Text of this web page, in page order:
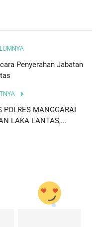
Penyerahan Jabatan
MANGGARAI
LAKA LANTAS,...